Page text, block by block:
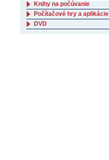
Knihy na počúvanie
Počítačové hry a aplikácie
DVD